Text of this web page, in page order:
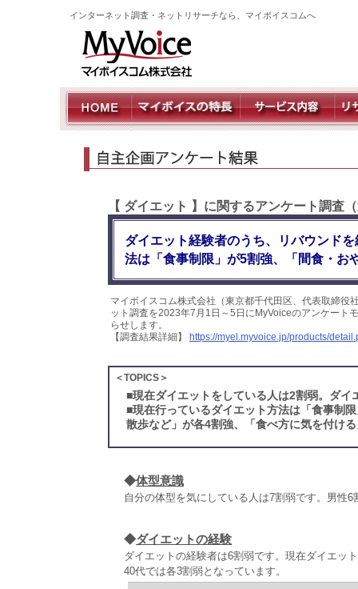
インターネット調査・ネットリサーチなら、マイボイスコムへ
【 ダイエット 】に関するアンケート調査
ダイエット経験者のうち、リバウンド
法は「食事制限」が5割強、「間食・お
マイボイスコム株式会社（東京都千代田区、代表取締
ット調査を2023年7月1日～5日にMyVoiceのアンケート
らせします。
【調査結果詳細】
https://myel.myvoice.jp/products/
＜TOPICS＞
■現在ダイエットをしている人は2割弱。ダ
■現在行っているダイエット方法は「食事制
散歩など」が各4割強、「食べ方に気を付け
◆体型意識
自分の体型を気にしている人は7割弱です。男性
◆ダイエットの経験
ダイエットの経験者は6割弱です。現在ダイエッ
40代では各3割弱となっています。